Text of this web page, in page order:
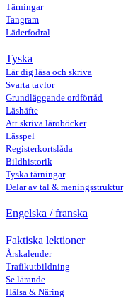
Tärningar
Tangram
Läderfodral
Tyska
Lär dig läsa och skriva
Svarta tavlor
Grundläggande ordförråd
Läshäfte
Att skriva läroböcker
Lässpel
Registerkortslåda
Bildhistorik
Tyska tärningar
Delar av tal & meningsstruktur
Engelska / franska
Faktiska lektioner
Årskalender
Trafikutbildning
Se lärande
Hälsa & Näring